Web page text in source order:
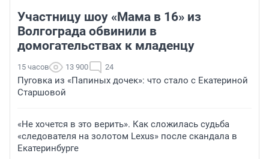
Участницу шоу «Мама в 16» из
Волгограда обвинили в
домогательствах к младенцу
15 часов 13 900 24
Пуговка из «Папиных дочек»: что стало с Екатериной
Старшовой
«Не хочется в это верить». Как сложилась судьба
«следователя на золотом Lexus» после скандала в
Екатеринбурге